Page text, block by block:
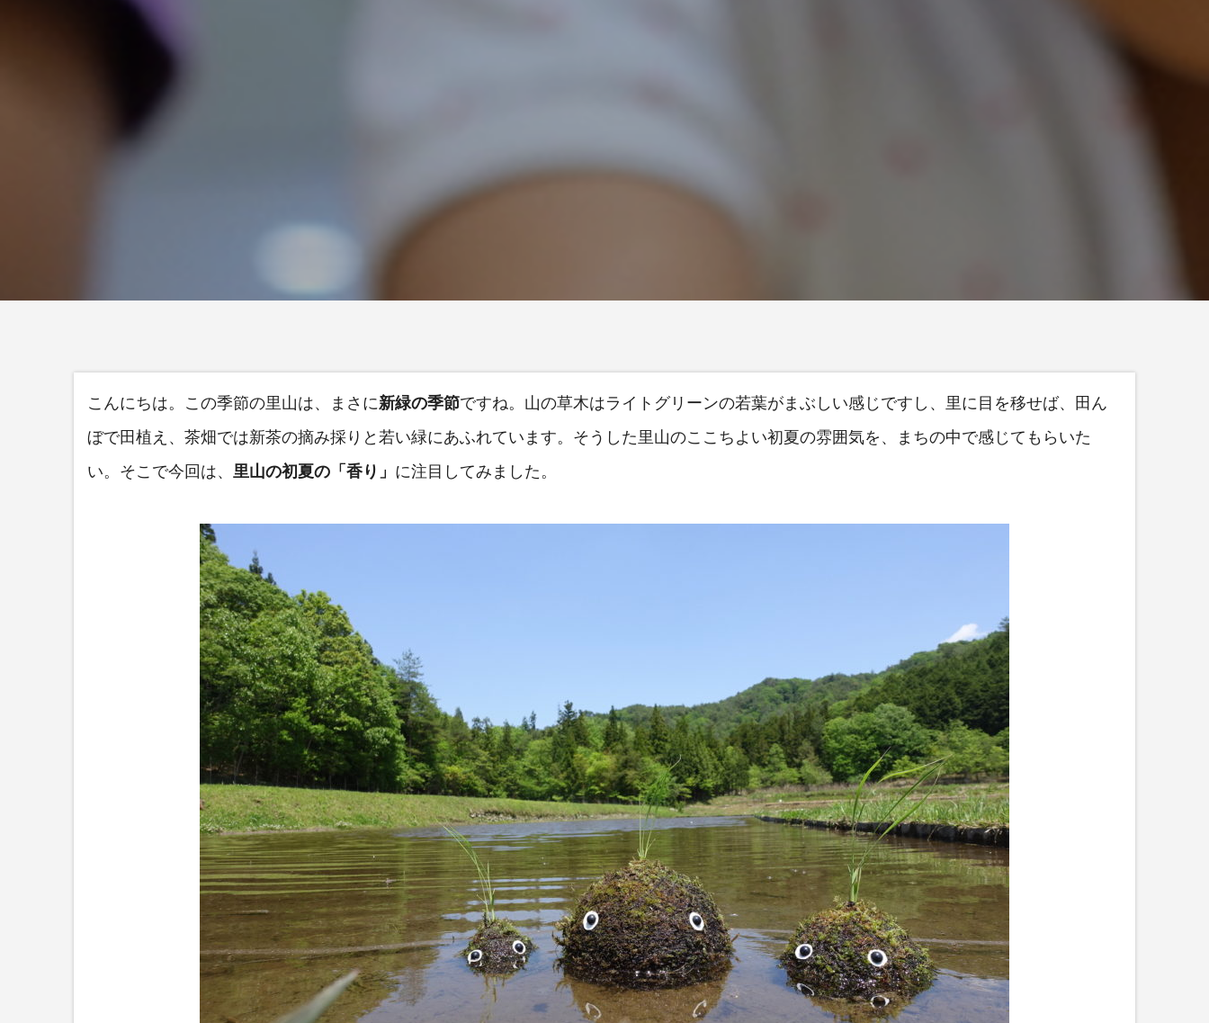
こんにちは。この季節の里山は、まさに新緑の季節ですね。山の草木はライトグリーンの若葉がまぶしい感じですし、里に目を移せば、田ん
ぼで田植え、茶畑では新茶の摘み採りと若い緑にあふれています。そうした里山のここちよい初夏の雰囲気を、まちの中で感じてもらいた
い。そこで今回は、 里山の初夏の「香り」 に注目してみました。